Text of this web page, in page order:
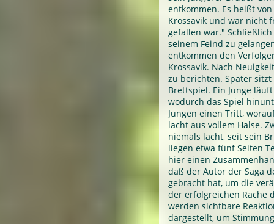
entkommen. Es heißt
Krossavik und war nicht
gefallen war."
seinem Feind zu
entkommen den
Krossavik. Nach
zu berichten. Später
Brettspiel. Ein Junge
wodurch das Spiel
Jungen einen Tritt,
lacht aus vollem Halse.
niemals lacht, seit sein
liegen etwa fünf Seiten
hier einen
daß der Autor der Saga
gebracht hat, um die
der erfolgreichen Rache
werden sichtbare
dargestellt, um